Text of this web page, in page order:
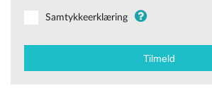
Samtykkeerklæring